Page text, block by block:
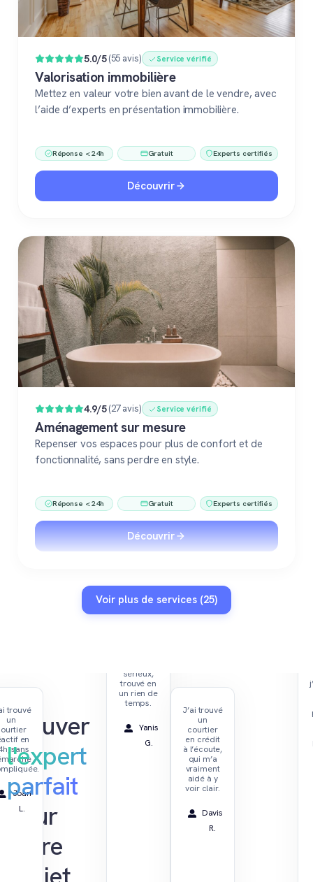
5.0/5(55 avis) Service vérifié
Valorisation immobilière
Mettez en valeur votre bien avant de le vendre, avec
l’aide d’experts en présentation immobilière.
Réponse < 24h Gratuit Experts certifiés
Découvrir
4.9/5(27 avis) Service vérifié
Aménagement sur mesure
Repenser vos espaces pour plus de confort et de
fonctionnalité, sans perdre en style.
Réponse < 24h Gratuit Experts certifiés
Découvrir
Voir plus de services (25)
trouvé
un
en
sans
Joan
L.
sérieux,
trouvé en
un rien de
temps.
Yanis
G.
Trouver
l'expert
parfait
pour
votre
J’ai trouvé
un
courtier
en crédit
à l’écoute,
qui m’a
vraiment
aidé à y
voir clair.
Davis
R.